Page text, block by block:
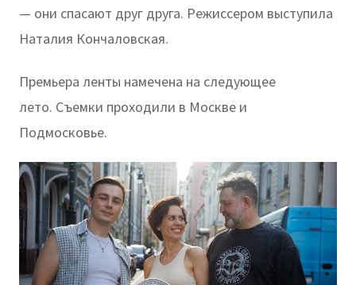
— они спасают друг друга. Режиссером выступила
Наталия Кончаловская.
Премьера ленты намечена на следующее
лето. Съемки проходили в Москве и
Подмосковье.